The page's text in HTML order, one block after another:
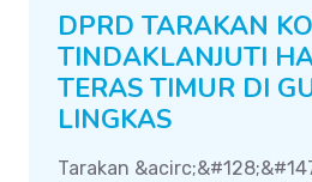
DPRD TARAKAN
TINDAKLANJUTI
TERAS TIMUR DI
LINGKAS
Tarakan